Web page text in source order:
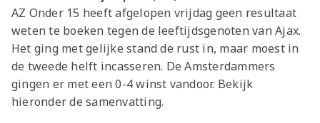
AZ Onder 15 heeft afgelopen vrijdag geen resultaat
weten te boeken tegen de leeftijdsgenoten van Ajax.
Het ging met gelijke stand de rust in, maar moest in
de tweede helft incasseren. De Amsterdammers
gingen er met een 0-4 winst vandoor. Bekijk
hieronder de samenvatting.